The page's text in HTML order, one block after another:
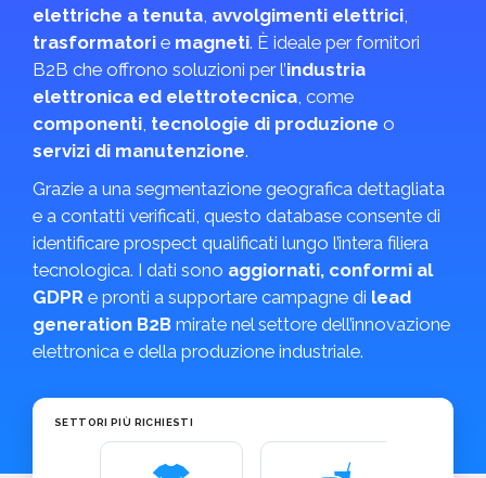
elettriche a tenuta, avvolgimenti elettrici,
trasformatori e magneti. È ideale per fornitori
B2B che offrono soluzioni per l’industria
elettronica ed elettrotecnica, come
componenti, tecnologie di produzione o
servizi di manutenzione.
Grazie a una segmentazione geografica dettagliata
e a contatti verificati, questo database consente di
identificare prospect qualificati lungo l’intera filiera
tecnologica. I dati sono aggiornati, conformi al
GDPR e pronti a supportare campagne di lead
generation B2B mirate nel settore dell’innovazione
elettronica e della produzione industriale.
SETTORI PIÙ RICHIESTI